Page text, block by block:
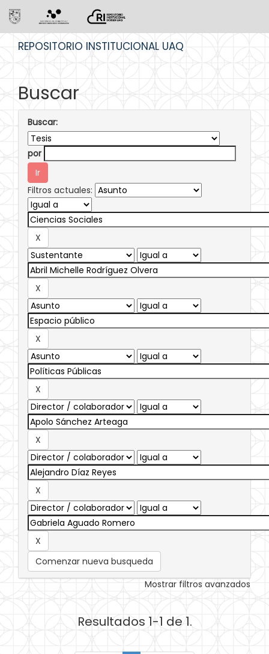
REPOSITORIO INSTITUCIONAL UAQ
Buscar
Buscar:
por
Filtros actuales:
Comenzar nueva busqueda
Mostrar filtros avanzados
Resultados 1-1 de 1.